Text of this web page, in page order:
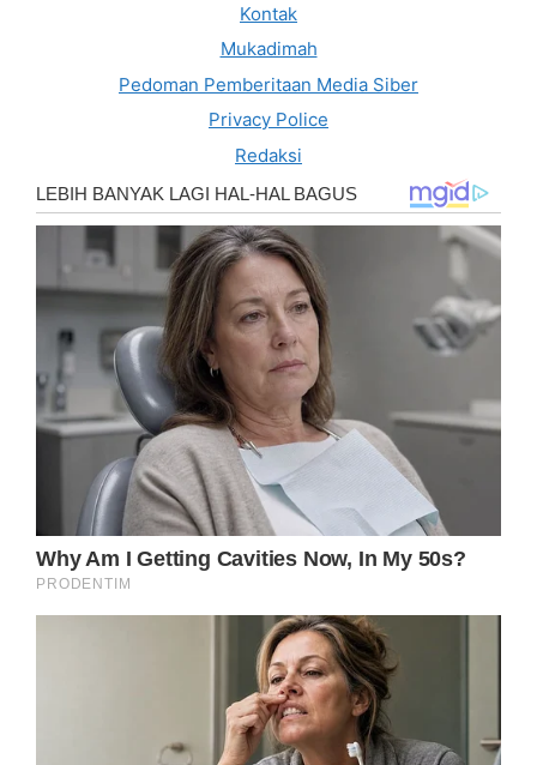
Kontak
Mukadimah
Pedoman Pemberitaan Media Siber
Privacy Police
Redaksi